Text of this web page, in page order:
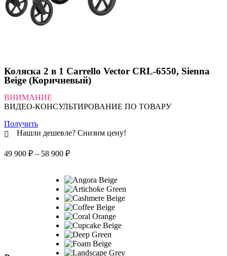
Коляска 2 в 1 Carrello Vector CRL-6550, Sienna
Beige (Коричневый)
ВНИМАНИЕ
ВИДЕО-КОНСУЛЬТИРОВАНИЕ ПО ТОВАРУ
Получить
Нашли дешевле? Снизим цену!
49 900 ₽ – 58 900 ₽Диапазон
900 ₽
–
58
900 ₽